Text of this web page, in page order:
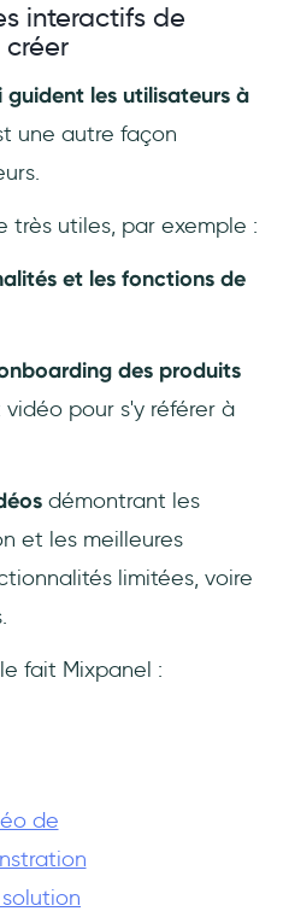
interactifs de
guident les utilisateurs à
une autre façon
très utiles, par exemple :
et les fonctions de
des produits
pour s'y référer à
démontrant les
et les meilleures
limitées, voire
fait Mixpanel :
de